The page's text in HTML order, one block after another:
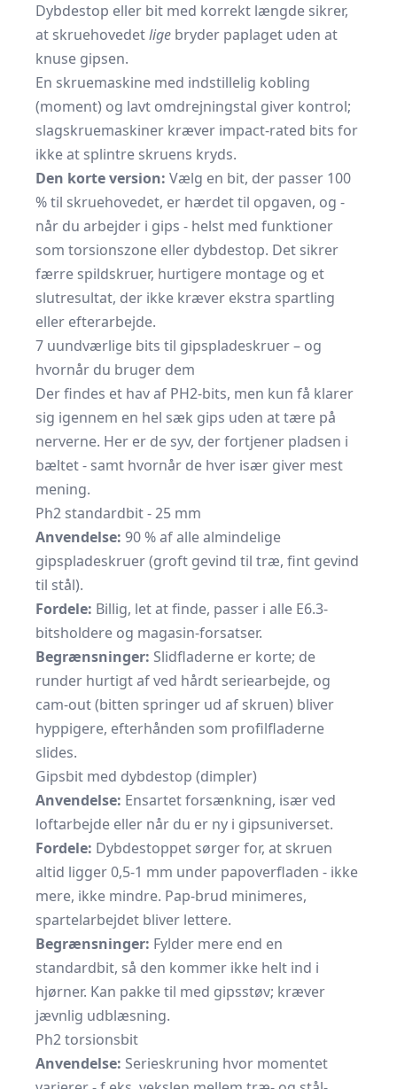
Dybdestop eller bit med korrekt længde sikrer,
at skruehovedetlige bryder paplaget uden at
knuse gipsen.
En skruemaskine med indstillelig kobling
(moment) og lavt omdrejningstal giver kontrol;
slagskruemaskiner kræver impact-rated bits for
ikke at splintre skruens kryds.
Den korte version: Vælg en bit, der passer 100
% til skruehovedet, er hærdet til opgaven, og -
når du arbejder i gips - helst med funktioner
som torsionszone eller dybdestop. Det sikrer
færre spildskruer, hurtigere montage og et
slutresultat, der ikke kræver ekstra spartling
eller efterarbejde.
7 uundværlige bits til gipspladeskruer – og
hvornår du bruger dem
Der findes et hav af PH2-bits, men kun få klarer
sig igennem en hel sæk gips uden at tære på
nerverne. Her er de syv, der fortjener pladsen i
bæltet - samt hvornår de hver især giver mest
mening.
Ph2 standardbit - 25 mm
Anvendelse: 90 % af alle almindelige
gipspladeskruer(groft gevind til træ, fint gevind
til stål).
Fordele: Billig, let at finde, passer i alle E6.3-
bitsholdere og magasin-forsatser.
Begrænsninger: Slidfladerne er korte; de
runder hurtigt af ved hårdt seriearbejde, og
cam-out (bitten springer ud af skruen) bliver
hyppigere, efterhånden som profilfladerne
slides.
Gipsbit med dybdestop (dimpler)
Anvendelse: Ensartet forsænkning, især ved
loftarbejde eller når du er ny i gipsuniverset.
Fordele: Dybdestoppet sørger for, at skruen
altid ligger 0,5-1 mm under pap­overfladen - ikke
mere, ikke mindre. Pap-brud minimeres,
spartelarbejdet bliver lettere.
Begrænsninger: Fylder mere end en
standardbit, så den kommer ikke helt ind i
hjørner. Kan pakke til med gipsstøv; kræver
jævnlig udblæsning.
Ph2 torsionsbit
Anvendelse: Serie­skruning hvor momentet